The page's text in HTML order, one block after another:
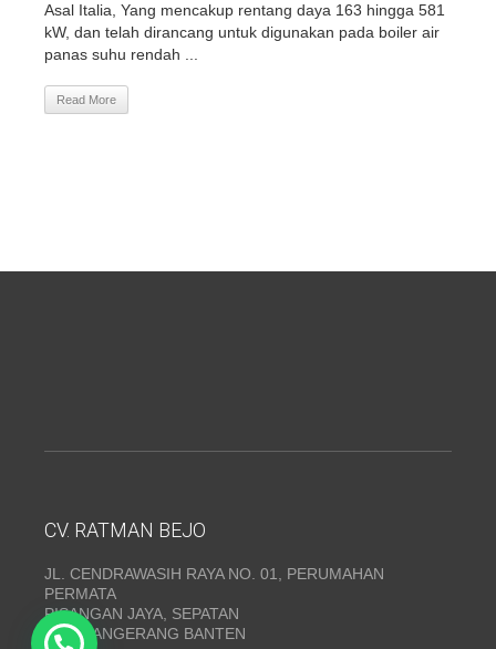
Asal Italia, Yang mencakup rentang daya 163 hingga 581
kW, dan telah dirancang untuk digunakan pada boiler air
panas suhu rendah ...
Read More
CV. RATMAN BEJO
JL. CENDRAWASIH RAYA NO. 01, PERUMAHAN
PERMATA
PISANGAN JAYA, SEPATAN
KAB. TANGERANG BANTEN